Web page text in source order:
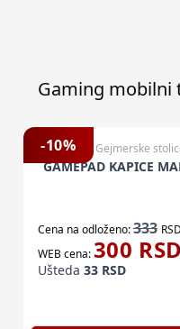
Gaming mobilni
-10% Gejmerske
GAMEPAD KAPICE
Cena na odloženo:333 RSD
WEB cena:300 RSD
Ušteda 33RSD